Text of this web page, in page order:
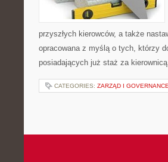
przyszłych kierowców, a także
opracowana z myślą o tych, którzy
posiadających już staż za
CATEGORIES: ZARZĄD I GOVERNANCE